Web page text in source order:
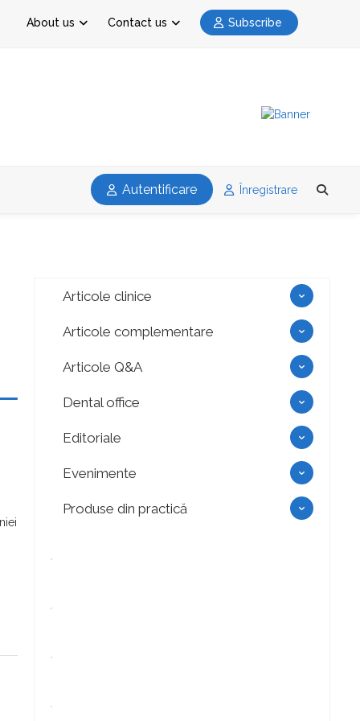
About us Contact us Subscribe
Autentificare Înregistrare
Articole clinice
Articole complementare
Articole Q&A
Dental office
Editoriale
Evenimente
Produse din practică